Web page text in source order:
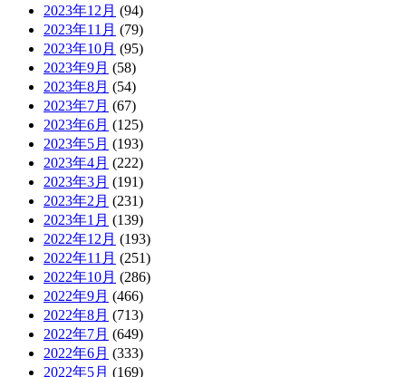
2023年12月 (94)
2023年11月 (79)
2023年10月 (95)
2023年9月 (58)
2023年8月 (54)
2023年7月 (67)
2023年6月 (125)
2023年5月 (193)
2023年4月 (222)
2023年3月 (191)
2023年2月 (231)
2023年1月 (139)
2022年12月 (193)
2022年11月 (251)
2022年10月 (286)
2022年9月 (466)
2022年8月 (713)
2022年7月 (649)
2022年6月 (333)
2022年5月 (169)